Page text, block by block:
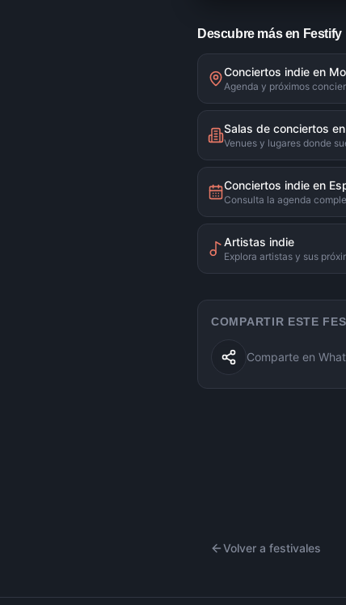
Descubre más en Festify
Conciertos indie en
Agenda y próximos
Salas de conciertos
Venues y lugares donde
Conciertos indie en
Consulta la agenda
Artistas indie
Explora artistas y sus
COMPARTIR ESTE
Comparte en
Volver a festivales